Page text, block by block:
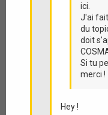
ici.
J'ai
du
doit
Si tu
merci !
Hey !